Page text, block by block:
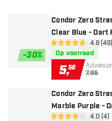
-30%
Condor Zero
Clear Blue - Dart
open
4.8 score sterren4.8 (49)
Op voorraad
5,56
7,95
Condor Zero
Marble Purple -
open
4 score sterren4.0 (4)